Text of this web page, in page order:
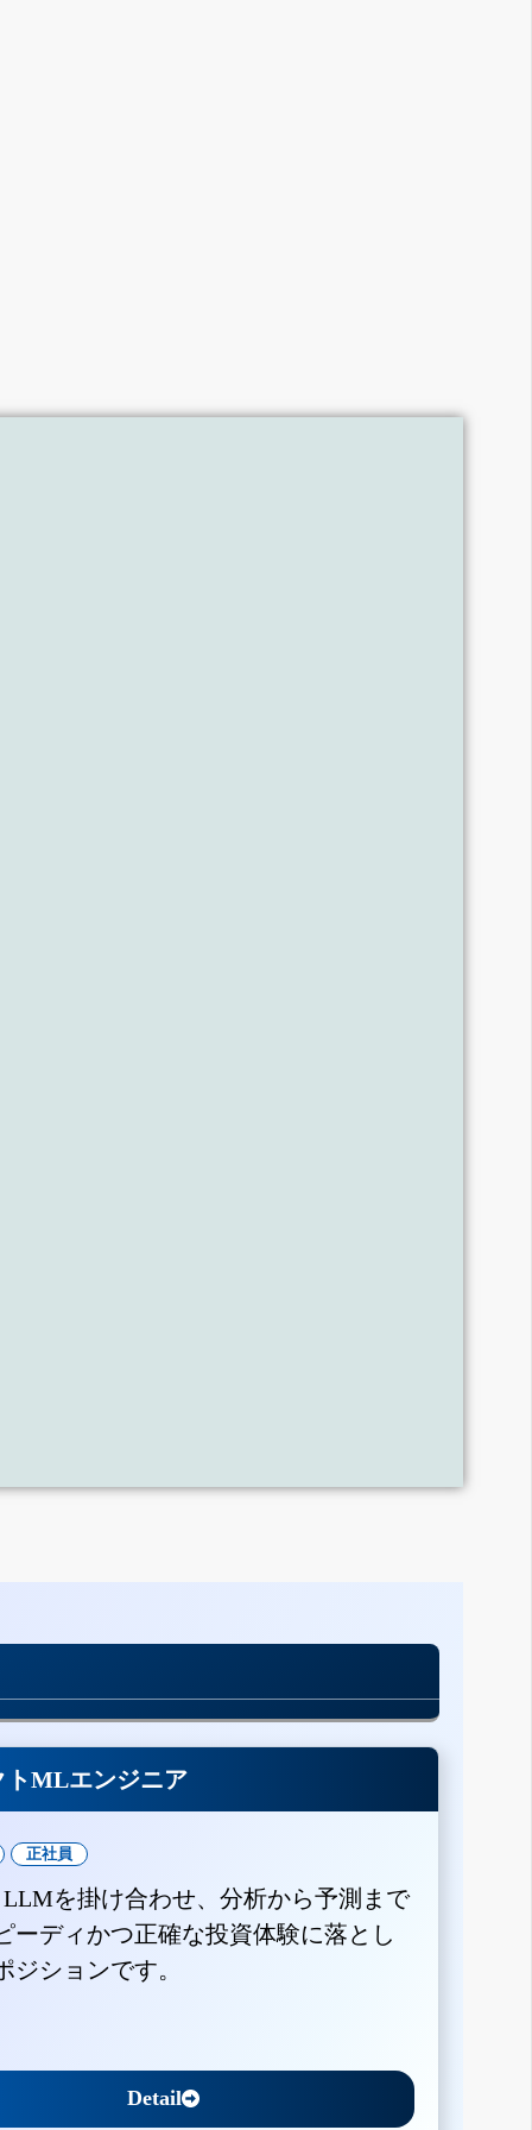
トMLエンジニア
正社員
を掛け合わせ、分析から予測まで
ーディかつ正確な投資体験に落とし
ジションです。
Detail